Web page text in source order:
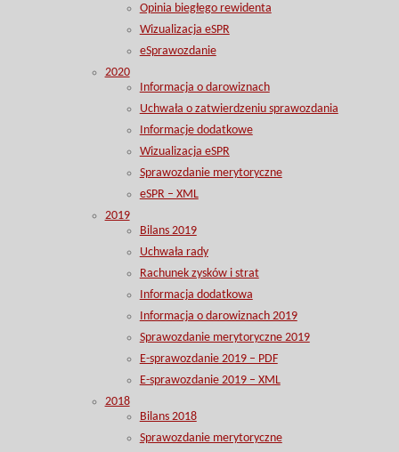
Opinia biegłego rewidenta
Wizualizacja eSPR
eSprawozdanie
2020
Informacja o darowiznach
Uchwała o zatwierdzeniu sprawozdania
Informacje dodatkowe
Wizualizacja eSPR
Sprawozdanie merytoryczne
eSPR – XML
2019
Bilans 2019
Uchwała rady
Rachunek zysków i strat
Informacja dodatkowa
Informacja o darowiznach 2019
Sprawozdanie merytoryczne 2019
E-sprawozdanie 2019 – PDF
E-sprawozdanie 2019 – XML
2018
Bilans 2018
Sprawozdanie merytoryczne